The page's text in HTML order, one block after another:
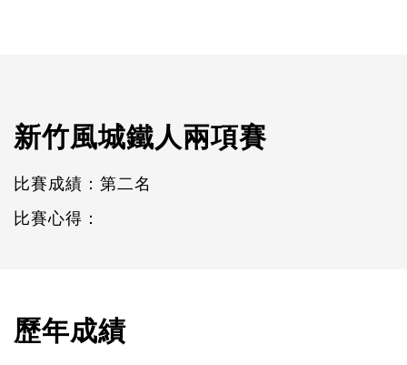
新竹風城鐵人兩項賽
比賽成績：第二名
比賽心得：
歷年成績